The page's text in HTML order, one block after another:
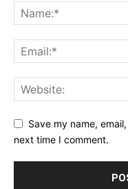
Save my name,
next time I comment.